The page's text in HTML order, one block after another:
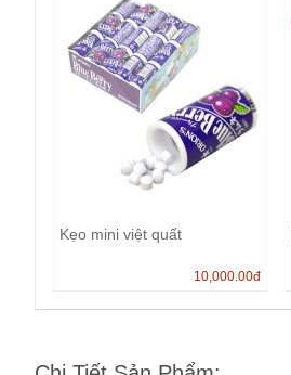
Kẹo mini việt quất
10,000.00đ